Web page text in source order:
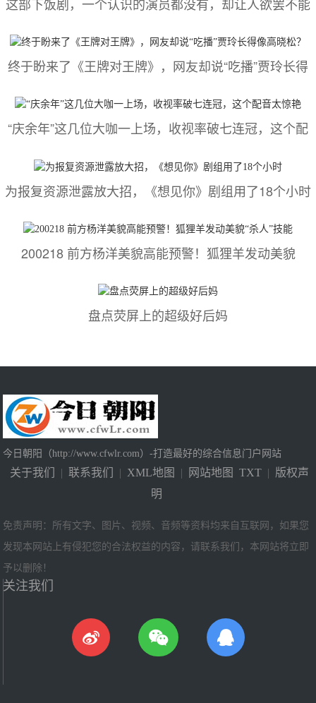
终于盼来了《王牌对王牌》，网友却说“吃播”贾玲长得
“庆余年”这几位大咖一上场，收视率破七连冠，这个配
为报复资源泄露放大招，《想见你》剧组用了18个小时
200218 前方杨洋美貌高能预警！狐狸羊发动美貌
盘点荧屏上的超级好后妈
今日朝阳（http://www.cfwlr.com）-打造最好的综合信息门户网站
关于我们 | 联系我们 | XML地图 | 网站地图 TXT | 版权声
明
免责声明：所有文字、图片、视频、音频等资料均来自互联网，如果您
发现本网站上有侵犯您的合法权益的内容，请联系我们，本网站将立即
予以删除！
关注我们